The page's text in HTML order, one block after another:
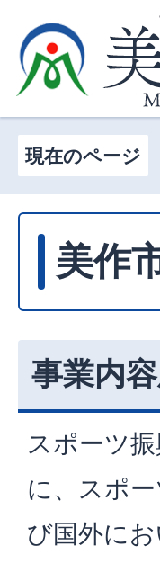
現在のページ
美作
事業内
スポーツ
に、スポ
び国外に